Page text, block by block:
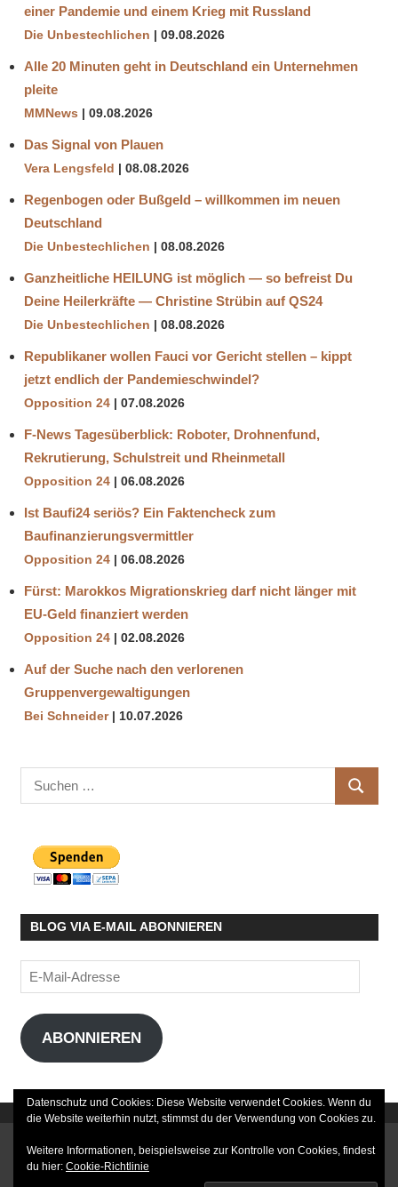
einer Pandemie und einem Krieg mit Russland
Die Unbestechlichen 09.08.2026
Alle 20 Minuten geht in Deutschland ein Unternehmen
pleite
MMNews 09.08.2026
Das Signal von Plauen
Vera Lengsfeld 08.08.2026
Regenbogen oder Bußgeld – willkommen im neuen
Deutschland
Die Unbestechlichen 08.08.2026
Ganzheitliche HEILUNG ist möglich — so befreist Du
Deine Heilerkräfte — Christine Strübin auf QS24
Die Unbestechlichen 08.08.2026
Republikaner wollen Fauci vor Gericht stellen – kippt
jetzt endlich der Pandemieschwindel?
Opposition 24 07.08.2026
F-News Tagesüberblick: Roboter, Drohnenfund,
Rekrutierung, Schulstreit und Rheinmetall
Opposition 24 06.08.2026
Ist Baufi24 seriös? Ein Faktencheck zum
Baufinanzierungsvermittler
Opposition 24 06.08.2026
Fürst: Marokkos Migrationskrieg darf nicht länger mit
EU-Geld finanziert werden
Opposition 24 02.08.2026
Auf der Suche nach den verlorenen
Gruppenvergewaltigungen
Bei Schneider 10.07.2026
Suchen
nach:
SUCHEN
BLOG VIA E-MAIL ABONNIEREN
E-
Mail-
Adresse
ABONNIEREN
Datenschutz und Cookies: Diese Website verwendet Cookies. Wenn du
die Website weiterhin nutzt, stimmst du der Verwendung von Cookies zu.
Weitere Informationen, beispielsweise zur Kontrolle von Cookies, findest
du hier: Cookie-Richtlinie